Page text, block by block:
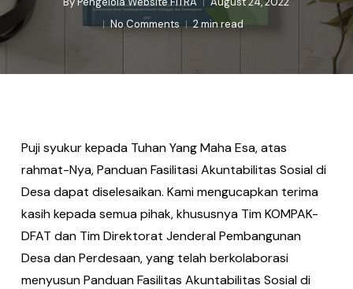
No Comments
2 min read
Puji syukur kepada Tuhan Yang Maha Esa, atas
rahmat-Nya, Panduan Fasilitasi Akuntabilitas Sosial di
Desa dapat diselesaikan. Kami mengucapkan terima
kasih kepada semua pihak, khususnya Tim KOMPAK-
DFAT dan Tim Direktorat Jenderal Pembangunan
Desa dan Perdesaan, yang telah berkolaborasi
menyusun Panduan Fasilitas Akuntabilitas Sosial di